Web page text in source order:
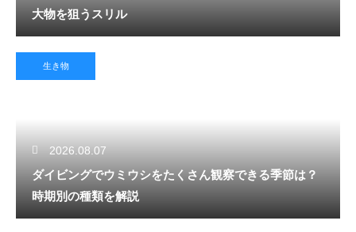
大物を狙うスリル
生き物
2026.08.07
ダイビングでウミウシをたくさん観察できる季節は？
時期別の種類を解説